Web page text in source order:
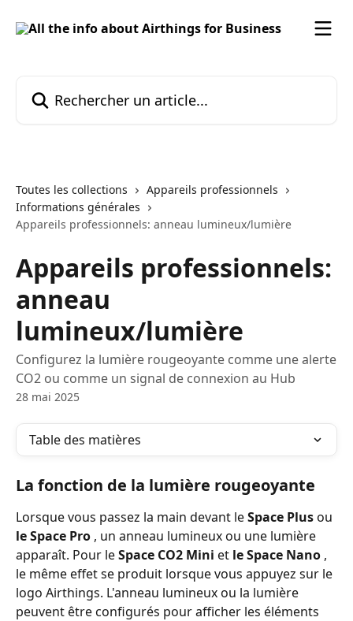
Toutes les collections
Appareils professionnels
Informations générales
Appareils professionnels: anneau lumineux/lumière
Appareils professionnels:
anneau
lumineux/lumière
Configurez la lumière rougeoyante comme une alerte
CO2 ou comme un signal de connexion au Hub
28 mai 2025
Table des matières
La fonction de la lumière rougeoyante
Lorsque vous passez la main devant le Space Plus ou
le Space Pro , un anneau lumineux ou une lumière
apparaît. Pour le Space CO2 Mini et le Space Nano ,
le même effet se produit lorsque vous appuyez sur le
logo Airthings. L'anneau lumineux ou la lumière
peuvent être configurés pour afficher les éléments